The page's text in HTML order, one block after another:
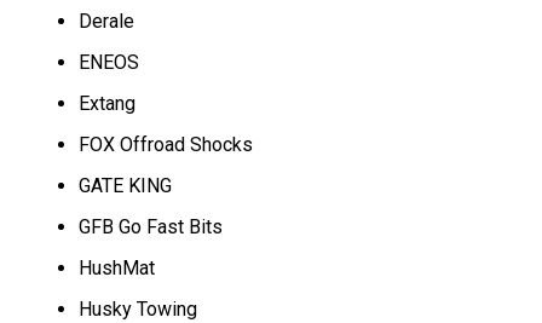
Derale
ENEOS
Extang
FOX Offroad Shocks
GATE KING
GFB Go Fast Bits
HushMat
Husky Towing